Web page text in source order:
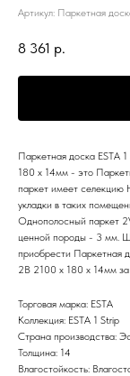
Артикул: Паркетная
8 361 р.
Паркетная доска ESTA
180 x 14мм - это
паркет имеет селекцию
укладки в таких
Однополосный паркет
ценной породы - 3 мм.
приобрести Паркетная
2B 2100 x 180 x 14мм за
Торговая марка: ESTA
Коллекция: ESTA 1 Strip
Страна производства:
Толщина: 14
Влагостойкость: